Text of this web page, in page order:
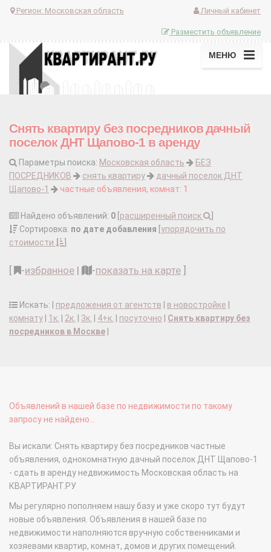
Регион: Московская область Личный кабинет
Разместить объявление
МЕНЮ
Снять квартиру без посредников дачный
поселок ДНТ Щапово-1 в аренду
Параметры поиска: Московская область
БЕЗ
ПОСРЕДНИКОВ
снять квартиру
дачный поселок ДНТ
Щапово-1
частные объявления, комнат: 1
Найдено объявлений: 0 расширенный поиск
Сортировка: по дате добавления упорядочить по
стоимости
-избранное | -показать на карте
Искать: | предложения от агентств в новостройке
комнату
1к. 2к. 3к. 4+к. посуточно
Снять квартиру без
посредников в Москве
Объявлений в нашей базе по недвижимости по такому
запросу не найдено...
Вы искали: Снять квартиру без посредников частные
объявления, однокомнатную дачный поселок ДНТ Щапово-1
- сдать в аренду недвижимость Московская область на
КВАРТИРАНТ.РУ
Мы регулярно пополняем нашу базу и уже скоро тут будут
новые объявления. Объявления в нашей базе по
недвижимости наполняются вручную собственниками и
хозяевами квартир, комнат, домов и других помещений.